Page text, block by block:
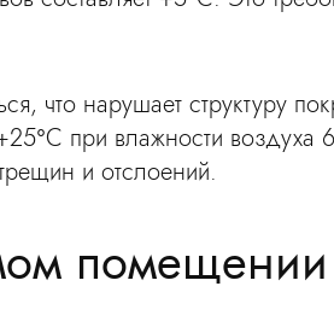
что нарушает структуру
при влажности воздуха
и отслоений.
помещении